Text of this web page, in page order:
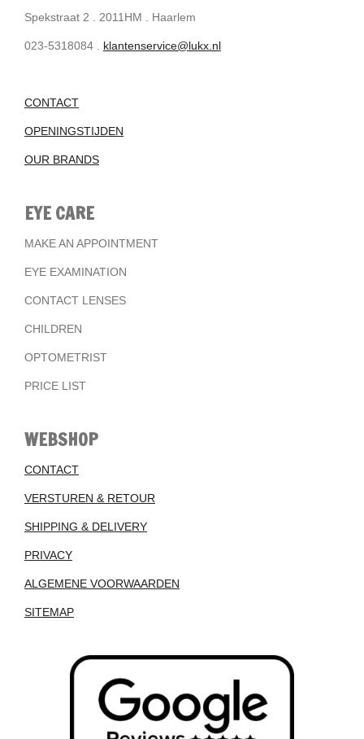
Spekstraat 2 . 2011HM . Haarlem
023-5318084 . klantenservice@lukx.nl
CONTACT
OPENINGSTIJDEN
OUR BRANDS
EYE CARE
MAKE AN APPOINTMENT
EYE EXAMINATION
CONTACT LENSES
CHILDREN
OPTOMETRIST
PRICE LIST
WEBSHOP
CONTACT
VERSTUREN & RETOUR
SHIPPING & DELIVERY
PRIVACY
ALGEMENE VOORWAARDEN
SITEMAP